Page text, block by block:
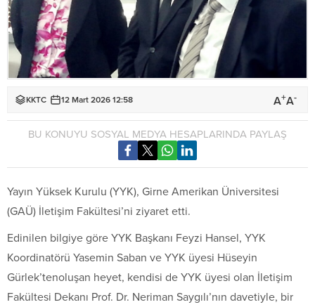
KKTC 12 Mart 2026 12:58 A+A-
BU KONUYU SOSYAL MEDYA HESAPLARINDA PAYLAŞ
Yayın Yüksek Kurulu (YYK), Girne Amerikan Üniversitesi
(GAÜ) İletişim Fakültesi’ni ziyaret etti.
Edinilen bilgiye göre YYK Başkanı Feyzi Hansel, YYK
Koordinatörü Yasemin Saban ve YYK üyesi Hüseyin
Gürlek’tenoluşan heyet, kendisi de YYK üyesi olan İletişim
Fakültesi Dekanı Prof. Dr. Neriman Saygılı’nın davetiyle, bir